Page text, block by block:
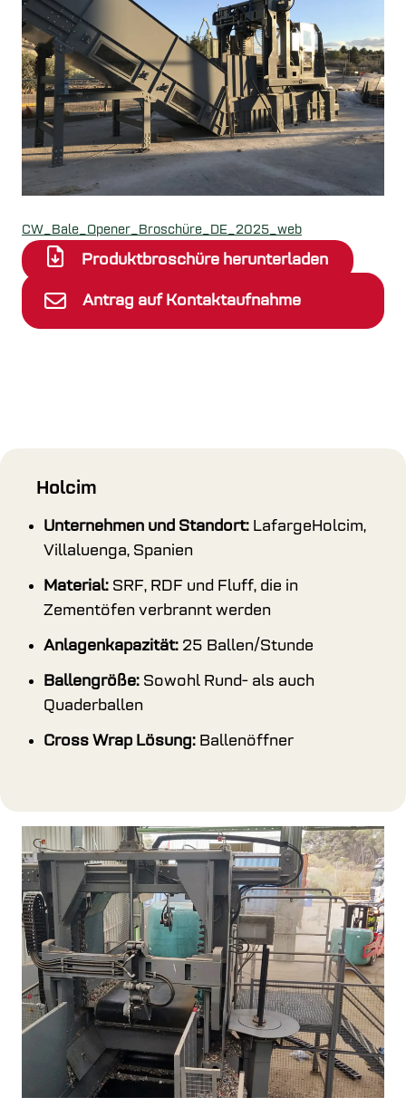
CW_Bale_Opener_Broschüre_DE_2025_web
Produktbroschüre herunterladen
Antrag auf Kontaktaufnahme
Holcim
Unternehmen und Standort: LafargeHolcim,
Villaluenga, Spanien
Material: SRF, RDF und Fluff, die in
Zementöfen verbrannt werden
Anlagenkapazität: 25 Ballen/Stunde
Ballengröße: Sowohl Rund- als auch
Quaderballen
Cross Wrap Lösung: Ballenöffner